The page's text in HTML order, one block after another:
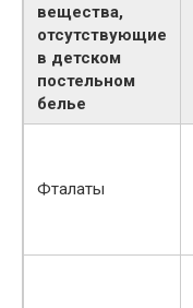
вещества,
отсутствующие
в детском
постельном
белье
Фталаты